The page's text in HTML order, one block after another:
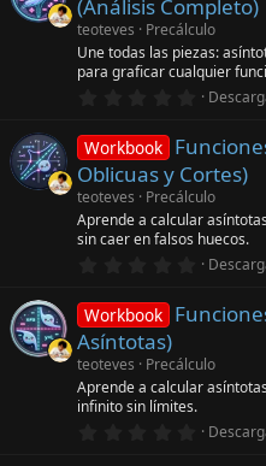
s
t
r
e
l
s
(Análisis Completo)
teoteves
Precálculo
Une todas las piezas:
para graficar cualquier
0
0
s
t
r
e
l
s
Workbook
Oblicuas y Cortes)
teoteves
Precálculo
Aprende a calcular
sin caer en falsos huecos.
0
0
t
r
e
l
Workbook
Asíntotas)
teoteves
Precálculo
Aprende a calcular
infinito sin límites.
0